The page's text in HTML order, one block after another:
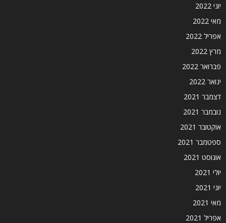
יוני 2022
מאי 2022
אפריל 2022
מרץ 2022
פברואר 2022
ינואר 2022
דצמבר 2021
נובמבר 2021
אוקטובר 2021
ספטמבר 2021
אוגוסט 2021
יולי 2021
יוני 2021
מאי 2021
אפריל 2021